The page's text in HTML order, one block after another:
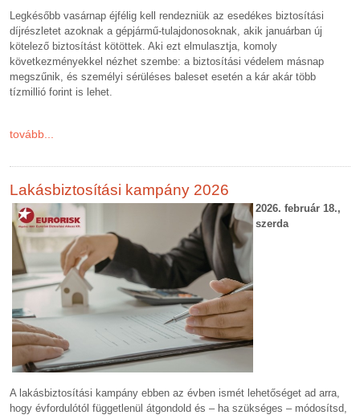
Legkésőbb vasárnap éjfélig kell rendezniük az esedékes biztosítási
díjrészletet azoknak a gépjármű-tulajdonosoknak, akik januárban új
kötelező biztosítást kötöttek. Aki ezt elmulasztja, komoly
következményekkel nézhet szembe: a biztosítási védelem másnap
megszűnik, és személyi sérüléses baleset esetén a kár akár több
tízmillió forint is lehet.
tovább...
Lakásbiztosítási kampány 2026
2026. február 18.,
szerda
A lakásbiztosítási kampány ebben az évben ismét lehetőséget ad arra,
hogy évfordulótól függetlenül átgondold és – ha szükséges – módosítsd,